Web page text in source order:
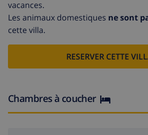
Veuillez noter: TV seulement DE. À
La maison dispose d'Internet par
VT488019A
Maison confortable "Nina", de 2
tranquille, ensoleillée, à 1.5 km de la
plage. A usage privé: terrain 700 m2
profondeur 80 - 180 cm, 01.01.-
jardin, place de parking sur le
vacances.
Les animaux domestiques ne sont
cette villa.
RESERVER CETTE
Chambres à coucher